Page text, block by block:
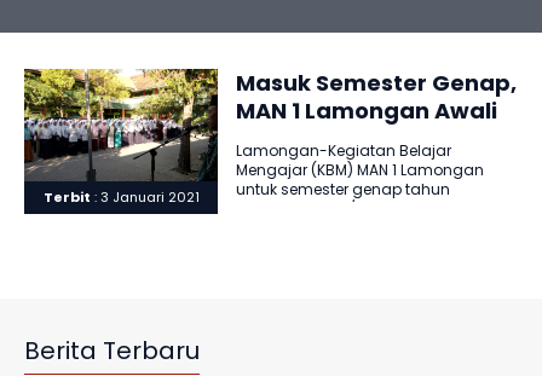
Terbit : 3 Januari 2021
Masuk Semester Genap,
MAN 1 Lamongan Awali
Pembelajaran Daring
Lamongan-Kegiatan Belajar
Mengajar (KBM) MAN 1 Lamongan
untuk semester genap tahun
pelajaran 2020/2021 dilakukan
Berita Terbaru